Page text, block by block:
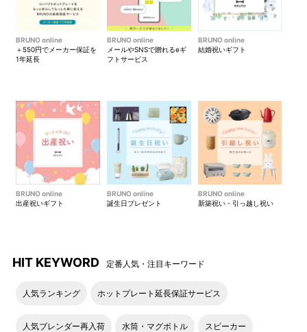
BRUNO online
＋550円でメーカー保証を
1年延長
BRUNO online
メールやSNSで贈れるeギ
フトサービス
BRUNO online
結婚祝いギフト
BRUNO online
出産祝いギフト
BRUNO online
誕生日プレゼント
BRUNO online
新築祝い・引っ越し祝い
HIT KEYWORD 定番人気・注目キーワード
人気ランキング ホットプレート延長保証サービス
人気ブレンダー再入荷 水筒・マグボトル スピーカー